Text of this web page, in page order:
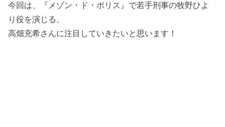
今回は、『メゾン・ド・ポリス』で若手刑事の牧野ひよ
り役を演じる、
高畑充希さんに注目していきたいと思います！